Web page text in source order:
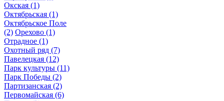
Окская (1)
Октябрьская (1)
Октябрьское Поле
(2) Орехово (1)
Отрадное (1)
Охотный ряд (7)
Павелецкая (12)
Парк культуры (11)
Парк Победы (2)
Партизанская (2)
Первомайская (6)